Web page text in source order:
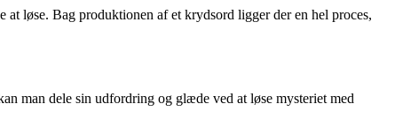
løse. Bag produktionen af et krydsord ligger der en hel proces,
man dele sin udfordring og glæde ved at løse mysteriet med